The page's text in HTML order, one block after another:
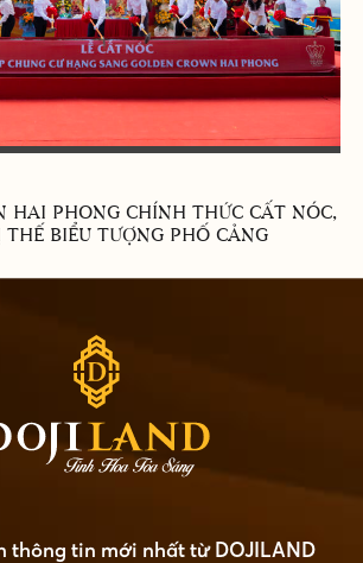
HAI PHONG CHÍNH THỨC CẤT NÓC,
BIỂU TƯỢNG PHỐ CẢNG
thông tin mới nhất từ DOJILAND